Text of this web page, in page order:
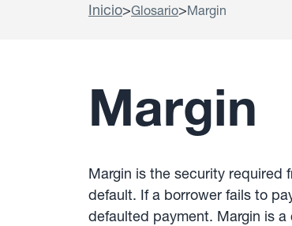
Inicio>Glosario>Margin
Margin
Margin is the security required
default. If a borrower fails to
defaulted payment. Margin is